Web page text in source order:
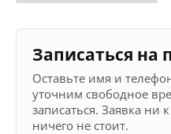
Записаться на
Оставьте имя и
уточним свободное
записаться. Заявка ни
ничего не стоит.